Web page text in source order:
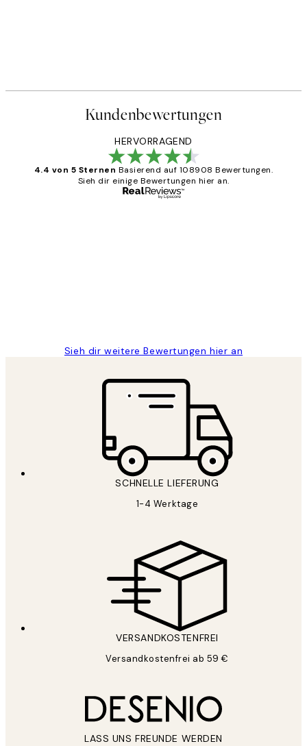
Kundenbewertungen
HERVORRAGEND
4.4 von 5 Sternen Basierend auf 108908 Bewertungen.
Sieh dir einige Bewertungen hier an.
Sieh dir weitere Bewertungen hier an
SCHNELLE LIEFERUNG
1-4 Werktage
VERSANDKOSTENFREI
Versandkostenfrei ab 59 €
LASS UNS FREUNDE WERDEN